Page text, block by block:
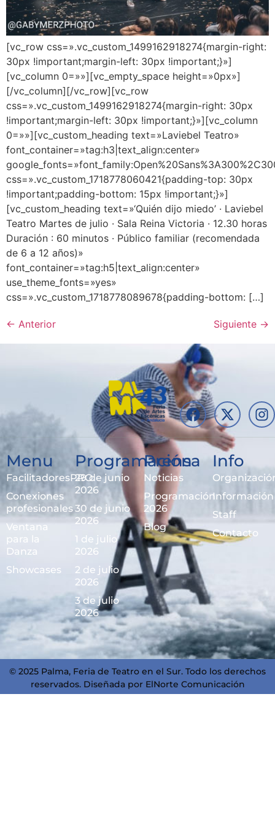
[vc_row css=».vc_custom_1499162918274{margin-right:
30px !important;margin-left: 30px !important;}»]
[vc_column 0=»»][vc_empty_space height=»0px»]
[/vc_column][/vc_row][vc_row
css=».vc_custom_1499162918274{margin-right: 30px
!important;margin-left: 30px !important;}»][vc_column
0=»»][vc_custom_heading text=»Laviebel Teatro»
font_container=»tag:h3|text_align:center»
css=».vc_custom_1718778060421{padding-top: 30px
!important;padding-bottom: 15px !important;}»]
[vc_custom_heading text=»‘Quién dijo miedo’ · Laviebel
Teatro Martes de julio · Sala Reina Victoria · 12.30 horas
Duración : 60 minutos · Público familiar (recomendada
de 6 a 12 años)»
font_container=»tag:h5|text_align:center»
use_theme_fonts=»yes»
css=».vc_custom_1718778089678{padding-bottom: […]
← Anterior Siguiente →
Menu
FacilitadoresPRO
Conexiones
profesionales
Ventana
para la
Danza
Showcases
Programación
29 de junio
2026
30 de junio
2026
1 de julio
2026
2 de julio
2026
3 de julio
2026
Prensa
Noticias
Programación
2026
Blog
Info
Información
Staff
Contacto
© 2025 Palma, Feria de Teatro en el Sur. Todo los derechos
reservados. Diseñada por ElNorte Comunicación